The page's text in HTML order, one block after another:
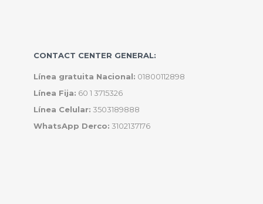
CONTACT CENTER GENERAL:
Línea gratuita Nacional: 01800112898
Línea Fija: 60 1 3715326
Línea Celular: 3503189888
WhatsApp Derco: 3102137176